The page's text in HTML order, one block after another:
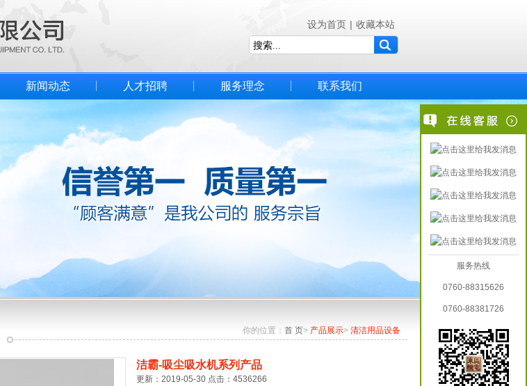
设为首页 | 收藏本站
新闻动态 人才招聘 服务理念 联系我们
你的位置： 首 页> 产品展示> 清洁用品设备
洁霸-吸尘吸水机系列产品
更新：2019-05-30 点击：4536266
服务热线
0760-88315626
0760-88381726